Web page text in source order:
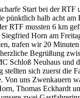
Start bei der
pünktlich halb acht am
RTF mussten 6 km
Horn am
trafen wir 20
Begrüßung
Schloß Neuhaus und
stellten sich zuerst die
Von uns Zwenkauern
Thomas Eckhardt